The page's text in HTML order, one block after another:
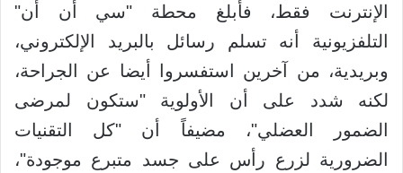
الإنترنت فقط، فأبلغ محطة "سي أن أن"
التلفزيونية أنه تسلم رسائل بالبريد الإلكتروني،
وبريدية، من آخرين استفسروا أيضا عن الجراحة،
لكنه شدد على أن الأولوية "ستكون لمرضى
الضمور العضلي"، مضيفاً أن "كل التقنيات
الضرورية لزرع رأس على جسد متبرع موجودة"،